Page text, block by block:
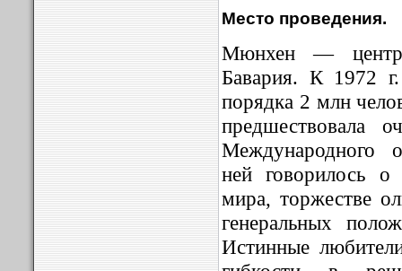
Место проведения.
Мюнхен — центр
Бавария. К 1972 г.
порядка 2 млн
предшествовала
Международного
ней говорилось
мира, торжестве
генеральных
Истинные